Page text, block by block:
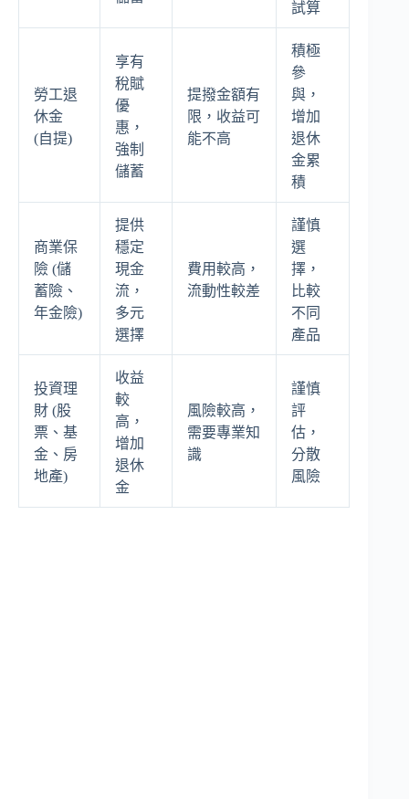
試算
勞工退
休金
(自提)
享有
稅賦
優
惠，
強制
儲蓄
提撥金額有
限，收益可
能不高
積極
參
與，
增加
退休
金累
積
商業保
險 (儲
蓄險、
年金險)
提供
穩定
現金
流，
多元
選擇
費用較高，
流動性較差
謹慎
選
擇，
比較
不同
產品
投資理
財 (股
票、基
金、房
地產)
收益
較
高，
增加
退休
金
風險較高，
需要專業知
識
謹慎
評
估，
分散
風險